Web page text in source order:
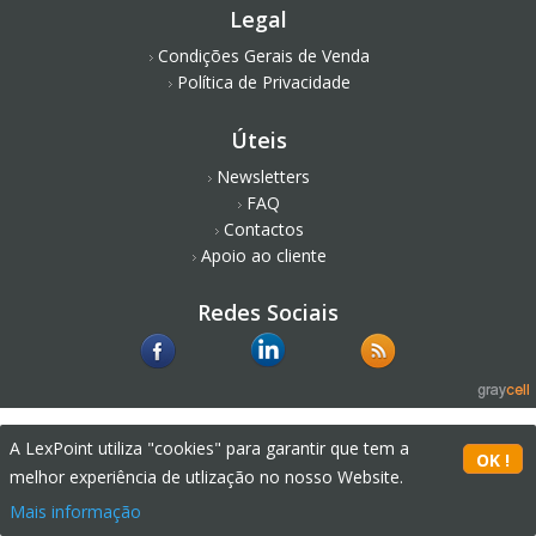
Legal
Condições Gerais de Venda
Política de Privacidade
Úteis
Newsletters
FAQ
Contactos
Apoio ao cliente
Redes Sociais
A LexPoint utiliza "cookies" para garantir que tem a
melhor experiência de utlização no nosso Website.
Mais informação